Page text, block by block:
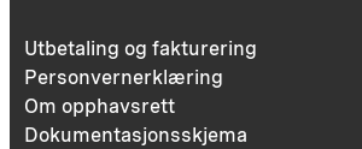
Utbetaling og fakturering
Personvernerklæring
Om opphavsrett
Dokumentasjonsskjema